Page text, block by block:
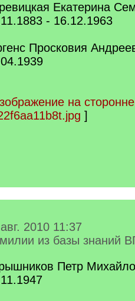
Екатерина
- 16.12.1963
Просковия
на
]
2010 11:37
из базы знаний
Петр